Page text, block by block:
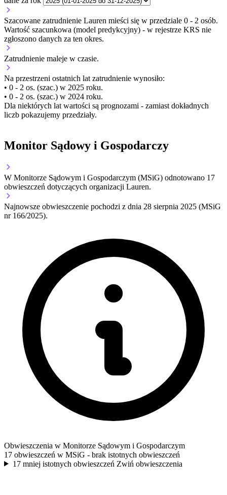
Szacowane zatrudnienie Lauren mieści się w przedziale 0 - 2 osób.
Wartość szacunkowa (model predykcyjny) - w rejestrze KRS nie
zgłoszono danych za ten okres.
Zatrudnienie maleje w czasie.
Na przestrzeni ostatnich lat zatrudnienie wynosiło:
• 0 - 2 os. (szac.) w 2025 roku.
• 0 - 2 os. (szac.) w 2024 roku.
Dla niektórych lat wartości są prognozami - zamiast dokładnych
liczb pokazujemy przedziały.
Monitor Sądowy i Gospodarczy
W Monitorze Sądowym i Gospodarczym (MSiG) odnotowano 17
obwieszczeń dotyczących organizacji Lauren.
Najnowsze obwieszczenie pochodzi z dnia 28 sierpnia 2025 (MSiG
nr 166/2025).
Obwieszczenia w Monitorze Sądowym i Gospodarczym
17 obwieszczeń w MSiG - brak istotnych obwieszczeń
17 mniej istotnych obwieszczeń Zwiń obwieszczenia